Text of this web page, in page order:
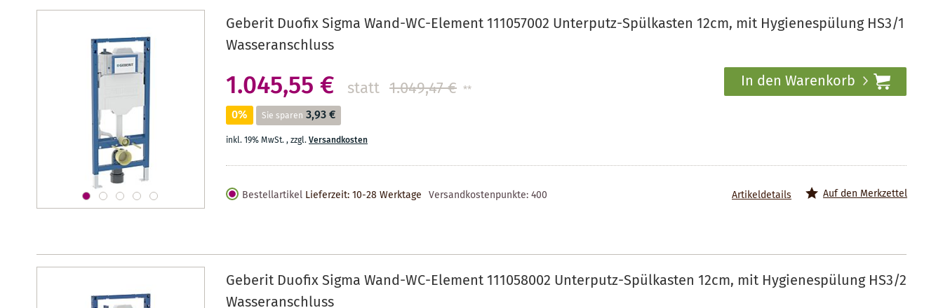
Geberit Duofix Sigma Wand-WC-Element 111057002 Unterputz-Spülkasten 12cm, mit Hygienespülung HS3/1
Wasseranschluss
1.045,55 € statt 1.049,47 € **
0% Sie sparen 3,93 €
inkl. 19% MwSt.,zzgl.Versandkosten
In den Warenkorb
Bestellartikel Lieferzeit: 10-28 Werktage Versandkostenpunkte:400 Auf den Merkzettel
Artikeldetails
Geberit Duofix Sigma Wand-WC-Element 111058002 Unterputz-Spülkasten 12cm, mit Hygienespülung HS3/2
Wasseranschluss